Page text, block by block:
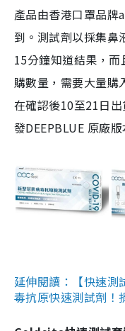
產品由香港口罩品牌
到。測試劑以採集鼻
15分鐘知道結果，
購數量，需要大量購
在確認後10至21日
發DEEPBLUE 原廠版
延伸閱讀：【快速測
毒抗原快速測試劑！